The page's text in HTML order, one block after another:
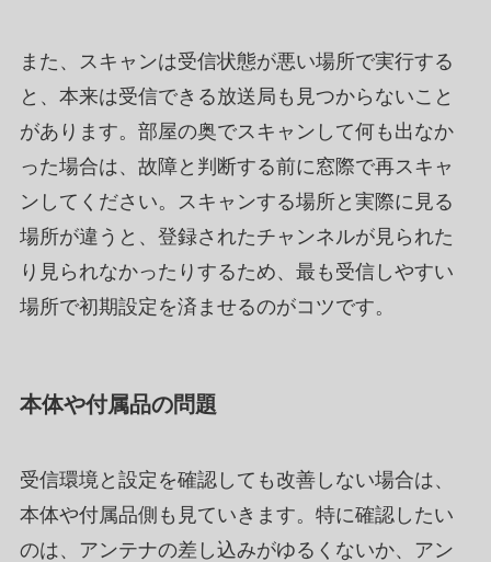
また、スキャンは受信状態が悪い場所で実行する
と、本来は受信できる放送局も見つからないこと
があります。部屋の奥でスキャンして何も出なか
った場合は、故障と判断する前に窓際で再スキャ
ンしてください。スキャンする場所と実際に見る
場所が違うと、登録されたチャンネルが見られた
り見られなかったりするため、最も受信しやすい
場所で初期設定を済ませるのがコツです。
本体や付属品の問題
受信環境と設定を確認しても改善しない場合は、
本体や付属品側も見ていきます。特に確認したい
のは、アンテナの差し込みがゆるくないか、アン